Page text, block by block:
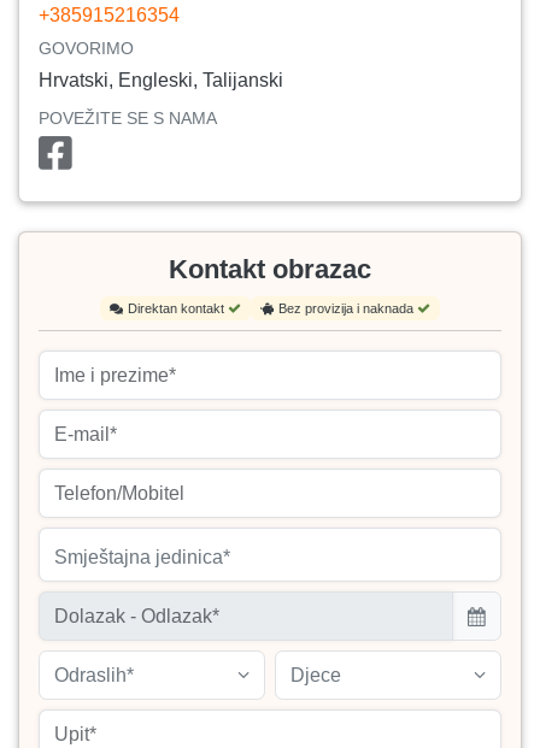
+385915216354
GOVORIMO
Hrvatski, Engleski, Talijanski
POVEŽITE SE S NAMA
Kontakt obrazac
Direktan kontakt Bez provizija i naknada
Smještajna jedinica*
Odraslih* Djece